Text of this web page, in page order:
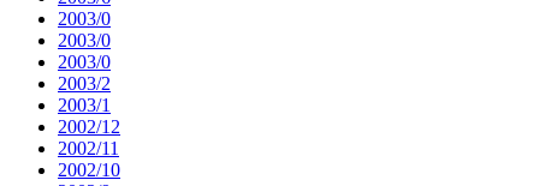
2003/0
2003/0
2003/0
2003/2
2003/1
2002/12
2002/11
2002/10